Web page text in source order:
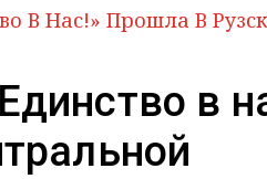
В Нас!» Прошла В
в